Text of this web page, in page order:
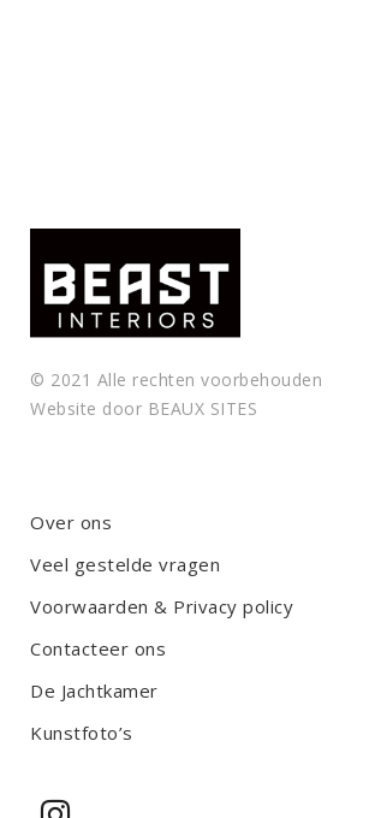
© 2021 Alle rechten voorbehouden
Website door BEAUX SITES
Over ons
Veel gestelde vragen
Voorwaarden & Privacy policy
Contacteer ons
De Jachtkamer
Kunstfoto’s